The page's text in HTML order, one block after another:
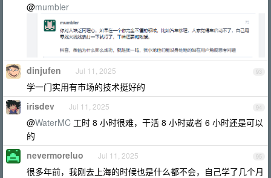
@mumbler
93
dinjufen Jul 11, 2025
学一门实用有市场的技术挺好的
94
irisdev Jul 11, 2025
@WaterMC 工时 8 小时很难，干活 8 小时或者 6 小时还是可以
的
95
nevermoreluo Jul 11, 2025
很多年前，我刚去上海的时候也是什么都不会，自己学了几个月